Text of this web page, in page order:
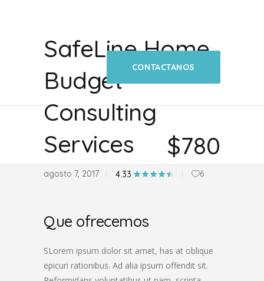
SafeLine Home
Budget
Consulting
Services
agosto 7, 2017 4.33 6
CONTACTANOS
$780
Que ofrecemos
SLorem ipsum dolor sit amet, has at oblique
epicuri rationibus. Ad alia ipsum offendit sit.